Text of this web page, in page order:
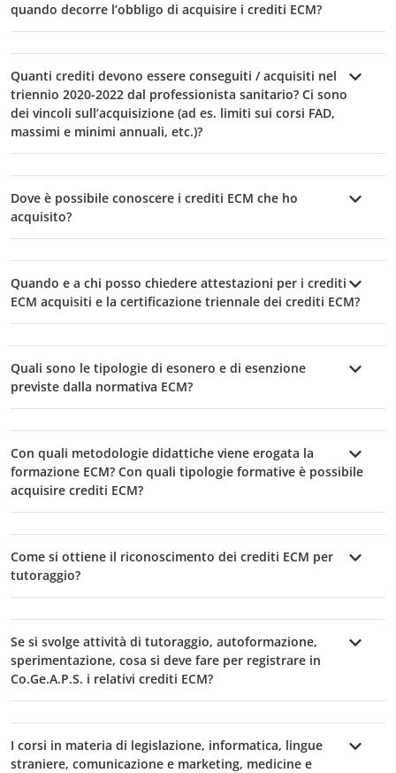
quando decorre l’obbligo di acquisire i crediti ECM?
Quanti crediti devono essere conseguiti / acquisiti nel
triennio 2020-2022 dal professionista sanitario? Ci sono
dei vincoli sull’acquisizione (ad es. limiti sui corsi FAD,
massimi e minimi annuali, etc.)?
Dove è possibile conoscere i crediti ECM che ho
acquisito?
Quando e a chi posso chiedere attestazioni per i crediti
ECM acquisiti e la certificazione triennale dei crediti ECM?
Quali sono le tipologie di esonero e di esenzione
previste dalla normativa ECM?
Con quali metodologie didattiche viene erogata la
formazione ECM? Con quali tipologie formative è possibile
acquisire crediti ECM?
Come si ottiene il riconoscimento dei crediti ECM per
tutoraggio?
Se si svolge attività di tutoraggio, autoformazione,
sperimentazione, cosa si deve fare per registrare in
Co.Ge.A.P.S. i relativi crediti ECM?
I corsi in materia di legislazione, informatica, lingue
straniere, comunicazione e marketing, medicine e